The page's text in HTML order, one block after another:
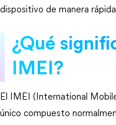
dispositivo de manera
¿Qué
IMEI?
El IMEI (International
único compuesto